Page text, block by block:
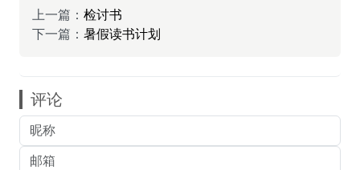
上一篇： 检讨书
下一篇： 暑假读书计划
评论